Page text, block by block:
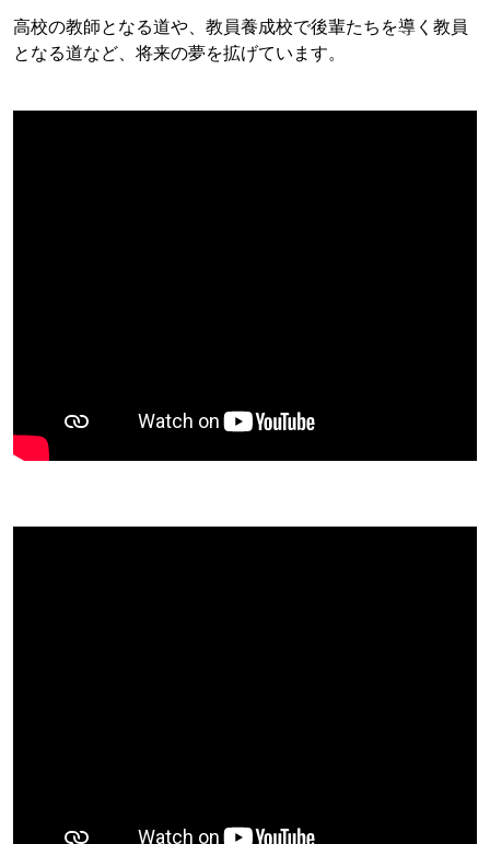
高校の教師となる道や、教員養成校で後輩たちを導く教員
となる道など、将来の夢を拡げています。